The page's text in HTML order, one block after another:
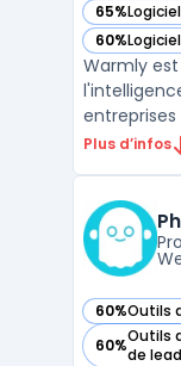
65%
— voir
60%
— voir
Warmly
des
visiteurs
Plus d’infos
60%Outils
— voir
60%Outils
de
— voir